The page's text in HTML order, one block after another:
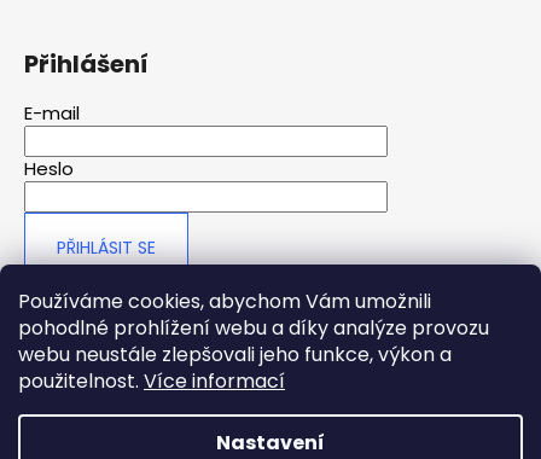
Používáme cookies, abychom Vám umožnili
pohodlné prohlížení webu a díky analýze provozu
webu neustále zlepšovali jeho funkce, výkon a
použitelnost. Více informací
Nastavení
Přihlášení
E-mail
Heslo
PŘIHLÁSIT SE
Nová registraceZapomenuté heslo